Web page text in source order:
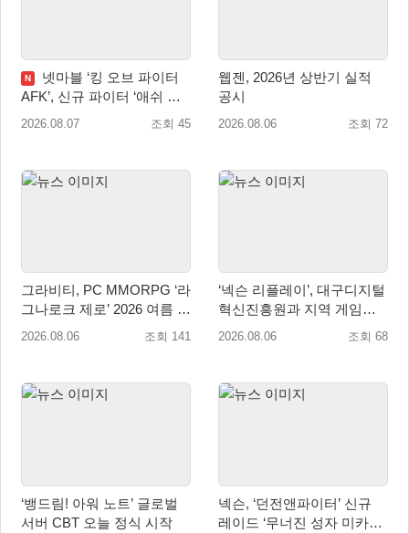
N
넷마블 ‘킹 오브 파이터
AFK’, 신규 파이터 ‘애쉬 크
림존’ 업데이트
2026.08.07 조회 45
웹젠, 2026년 상반기 실적
공시
2026.08.06 조회 72
그라비티, PC MMORPG ‘라
그나로크 제로’ 2026 여름 프
로모션 진행!
2026.08.06 조회 141
‘넥슨 리플레이’, 대구디지털
혁신진흥원과 지역 게임산
업 육성 위한 업무협약 체결
2026.08.06 조회 68
‘뱅드림! 아워 노트’ 글로벌
서버 CBT 오늘 정식 시작
넥슨, ‘던전앤파이터’ 신규
레이드 ‘무너진 성자 미카엘